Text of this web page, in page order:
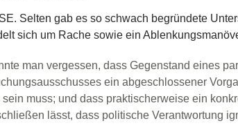
Selten gab es so schwach begründete
sich um Rache sowie ein
man vergessen, dass Gegenstand eines
ein abgeschlossener
sein muss; und dass praktischerweise ein
lässt, dass politische Verantwortung